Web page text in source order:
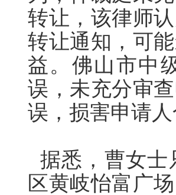
转让，该律师
转让通知，可
益。佛山市中
误，未充分审
误，损害申请
据悉，曹女士
区黄岐怡富广